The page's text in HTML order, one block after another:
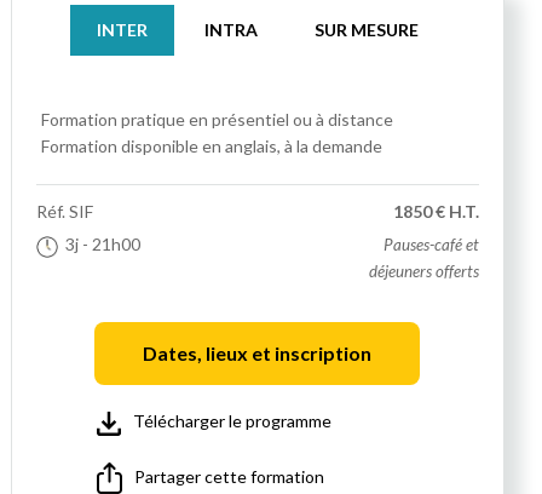
INTER INTRA SUR MESURE
Formation pratique en présentiel ou à distance
Formation disponible en anglais, à la demande
Réf.SIF
3j - 21h00
1850 € H.T.
Pauses-café et
déjeuners offerts
Dates, lieux et inscription
Télécharger le programme
Partager cette formation